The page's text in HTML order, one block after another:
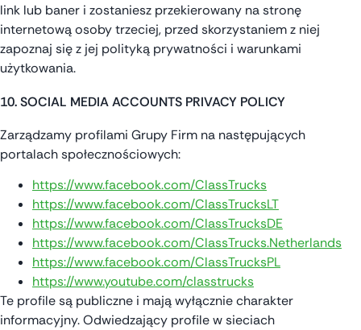
link lub baner i zostaniesz przekierowany na stronę
internetową osoby trzeciej, przed skorzystaniem z niej
zapoznaj się z jej polityką prywatności i warunkami
użytkowania.
10. SOCIAL MEDIA ACCOUNTS PRIVACY POLICY
Zarządzamy profilami Grupy Firm na następujących
portalach społecznościowych:
https://www.facebook.com/ClassTrucks
https://www.facebook.com/ClassTrucksLT
https://www.facebook.com/ClassTrucksDE
https://www.facebook.com/ClassTrucks.Netherlands
https://www.facebook.com/ClassTrucksPL
https://www.youtube.com/classtrucks
Te profile są publiczne i mają wyłącznie charakter
informacyjny. Odwiedzający profile w sieciach